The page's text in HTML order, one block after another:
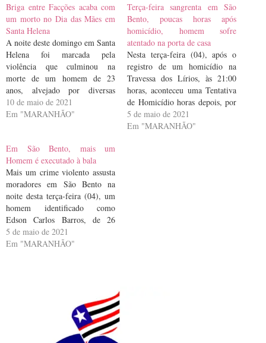
Briga entre Facções acaba com
um morto no Dia das Mães em
Santa Helena
A noite deste domingo em Santa
Helena foi marcada pela
violência que culminou na
morte de um homem de 23
anos, alvejado por diversas
vezes por dois elementos, o
crime ocorreu às 21h55min
10 de maio de 2021
Em "MARANHÃO"
Terça-feira sangrenta em São
Bento, poucas horas após
homicídio, homem sofre
atentado na porta de casa
Nesta terça-feira (04), após o
registro de um homicídio na
Travessa dos Lírios, às 21:00
horas, aconteceu uma Tentativa
de Homicídio horas depois, por
volta das 23:40 horas, na Rua
do Amor, no bairro Fomento.
5 de maio de 2021
Em "MARANHÃO"
Em São Bento, mais um
Homem é executado à bala
Mais um crime violento assusta
moradores em São Bento na
noite desta terça-feira (04), um
homem identificado como
Edson Carlos Barros, de 26
anos, a vítima foi alvejada por
vários disparos de arma de fogo
5 de maio de 2021
Em "MARANHÃO"